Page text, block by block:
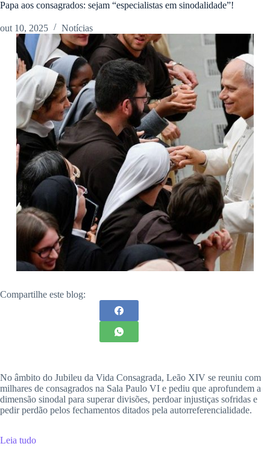
Papa aos consagrados: sejam “especialistas em sinodalidade”!
out 10, 2025 Notícias
Compartilhe este blog:
No âmbito do Jubileu da Vida Consagrada, Leão XIV se reuniu com
milhares de consagrados na Sala Paulo VI e pediu que aprofundem a
dimensão sinodal para superar divisões, perdoar injustiças sofridas e
pedir perdão pelos fechamentos ditados pela autorreferencialidade.
Leia tudo